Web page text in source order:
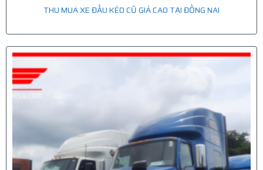
THU MUA XE ĐẦU KÉO CŨ GIÁ CAO TẠI ĐỒNG NAI